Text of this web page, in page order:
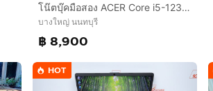
โน๊ตบุ๊คมือสอง ACER Core i5-1235U จอ14”IPS แรม8+NVMe256+การ์ดจอ Iris+วินโดว์แท้+ประกันศูนย์
บางใหญ่ นนทบุรี
฿ 8,900
HOT